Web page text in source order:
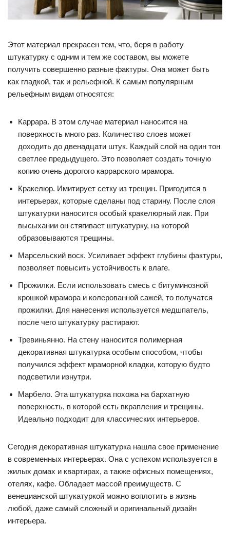
Этот материал прекрасен тем, что, беря в работу
штукатурку с одним и тем же составом, вы можете
получить совершенно разные фактуры. Она может быть
как гладкой, так и рельефной. К самым популярным
рельефным видам относятся:
Каррара. В этом случае материал наносится на
поверхность много раз. Количество слоев может
доходить до двенадцати штук. Каждый слой на один тон
светлее предыдущего. Это позволяет создать точную
копию очень дорогого каррарского мрамора.
Кракелюр. Имитирует сетку из трещин. Пригодится в
интерьерах, которые сделаны под старину. После слоя
штукатурки наносится особый кракелюрный лак. При
высыхании он стягивает штукатурку, на которой
образовываются трещины.
Марсельский воск. Усиливает эффект глубины фактуры,
позволяет повысить устойчивость к влаге.
Прожилки. Если использовать смесь с битуминозной
крошкой мрамора и колерованной сажей, то получатся
прожилки. Для нанесения используется медшпатель,
после чего штукатурку растирают.
Тревиньянно. На стену наносится полимерная
декоративная штукатурка особым способом, чтобы
получился эффект мраморной кладки, которую будто
подсветили изнутри.
Марбело. Эта штукатурка похожа на бархатную
поверхность, в которой есть вкрапления и трещины.
Идеально подходит для классических интерьеров.
Сегодня декоративная штукатурка нашла свое применение
в современных интерьерах. Она с успехом используется в
жилых домах и квартирах, а также офисных помещениях,
отелях, кафе. Обладает массой преимуществ. С
венецианской штукатуркой можно воплотить в жизнь
любой, даже самый сложный и оригинальный дизайн
интерьера.